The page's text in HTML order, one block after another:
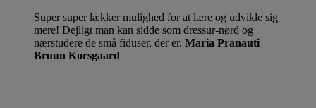
Super super lækker mulighed for at lære og udvikle sig
mere! Dejligt man kan sidde som dressur-nørd og
nærstudere de små fiduser, der er. Maria Pranauti
Bruun Korsgaard